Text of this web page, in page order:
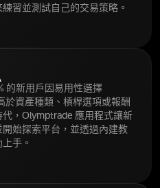
習並測試自己的交易策略。
的新用戶因易用性選擇
資產種類、槓桿選項或報酬
，Olymptrade 應用程式讓新
始探索平台，並透過內建教
手。